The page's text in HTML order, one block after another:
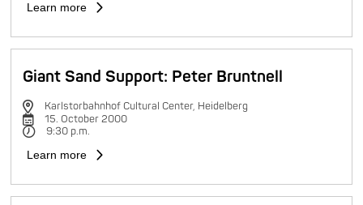
Learn more
Giant Sand Support: Peter Bruntnell
Karlstorbahnhof Cultural Center, Heidelberg
15. October 2000
9:30 p.m.
Learn more